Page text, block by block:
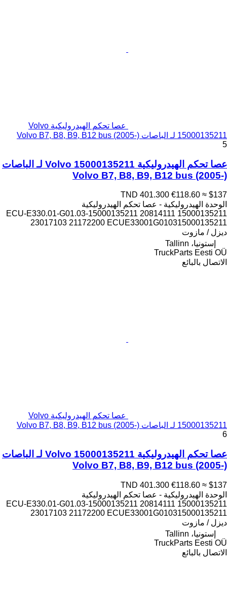
عصا تحكم الهيدروليكية Volvo
15000135211 لـ الباصات Volvo B7, B8, B9, B12 bus (2005-)
5
عصا تحكم الهيدروليكية Volvo 15000135211 لـ الباصات
Volvo B7, B8, B9, B12 bus (2005-)
TND 401.300 €118.60 ≈ $137
الوحدة الهيدروليكية - عصا تحكم الهيدروليكية
15000135211 ECU-E330.01-G01.03-15000135211 20814111
23017103 21172200 ECUE33001G010315000135211
ديزل / مازوت
إستونيا، Tallinn
TruckParts Eesti OÜ
الاتصال بالبائع
عصا تحكم الهيدروليكية Volvo
15000135211 لـ الباصات Volvo B7, B8, B9, B12 bus (2005-)
6
عصا تحكم الهيدروليكية Volvo 15000135211 لـ الباصات
Volvo B7, B8, B9, B12 bus (2005-)
TND 401.300 €118.60 ≈ $137
الوحدة الهيدروليكية - عصا تحكم الهيدروليكية
15000135211 ECU-E330.01-G01.03-15000135211 20814111
23017103 21172200 ECUE33001G010315000135211
ديزل / مازوت
إستونيا، Tallinn
TruckParts Eesti OÜ
الاتصال بالبائع